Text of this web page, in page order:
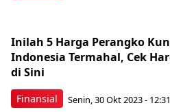
Finansial
Inilah 5 Harga Perangko
Indonesia Termahal, Cek
di Sini
Senin, 30 Okt 2023 - 12:31